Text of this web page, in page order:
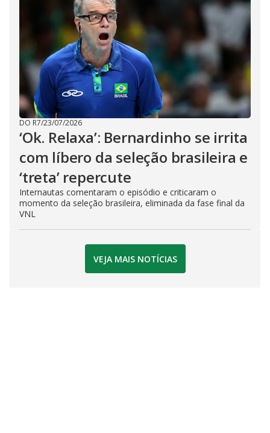
DO R7/23/07/2026
‘Ok. Relaxa’: Bernardinho se irrita
com líbero da seleção brasileira e
‘treta’ repercute
Internautas comentaram o episódio e criticaram o
momento da seleção brasileira, eliminada da fase final da
VNL
VEJA MAIS NOTÍCIAS